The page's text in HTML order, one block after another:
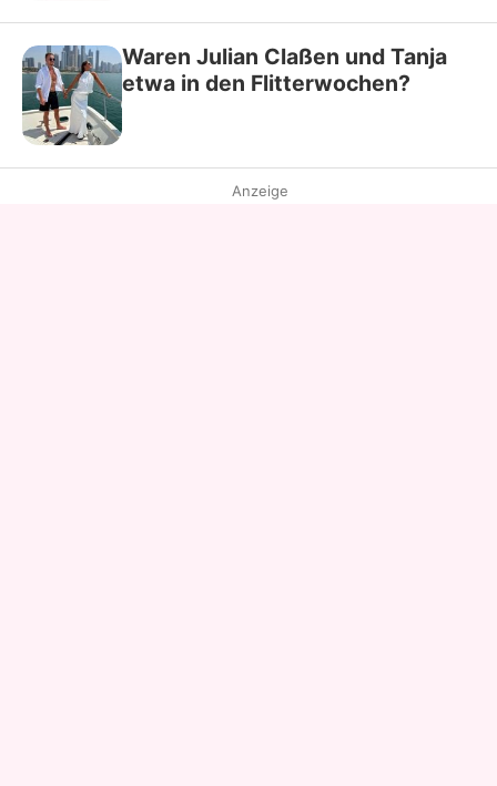
Waren Julian Claßen und Tanja
etwa in den Flitterwochen?
Anzeige